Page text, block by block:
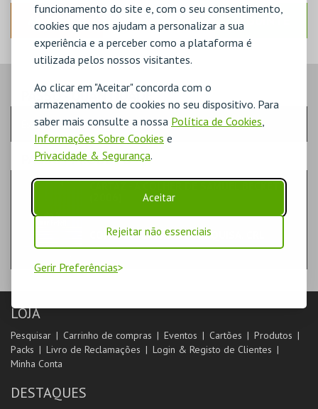
funcionamento do site e, com o seu consentimento,
cookies que nos ajudam a personalizar a sua
experiência e a perceber como a plataforma é
utilizada pelos nossos visitantes.
Ao clicar em "Aceitar" concorda com o
armazenamento de cookies no seu dispositivo. Para
saber mais consulte a nossa Política de Cookies
Informações Sobre Cookies e
Privacidade & Segurança.
Aceitar
Rejeitar não essenciais
Gerir Preferências
ANTERIOR SEGUINTE
PASSO- QUANTIDADE
Escolha a quantidade e os produtos desejados
PASSO- PRODUTO
CARTAZ - A COLHER DE SAMUEL BECKETT
COMUNA TEATRO DE PESQUISA, CRL
LOJA
Pesquisar Carrinho de compras Eventos Cartões
Produtos
Packs
Livro de Reclamações
Login & Registo de Clientes
Minha Conta
DESTAQUES